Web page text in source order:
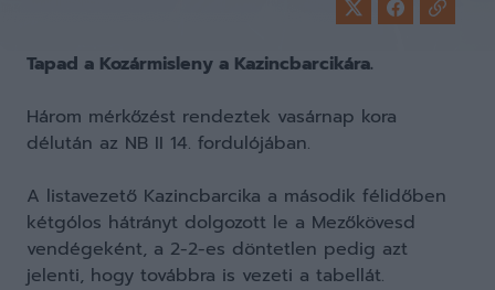
Tapad a Kozármisleny a Kazincbarcikára.
Három mérkőzést rendeztek vasárnap kora
délután az NB II 14. fordulójában.
A listavezető Kazincbarcika a második félidőben
kétgólos hátrányt dolgozott le a Mezőkövesd
vendégeként, a 2-2-es döntetlen pedig azt
jelenti, hogy továbbra is vezeti a tabellát.